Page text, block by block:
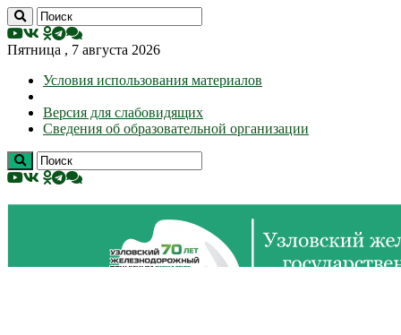
Пятница , 7 августа 2026
Условия использования материалов
Версия для слабовидящих
Сведения об образовательной организации